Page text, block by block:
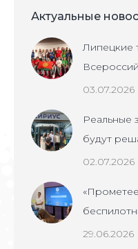
Актуальные
Липецкие
03.07.2026
Реальные
будут
02.07.2026
29.06.2026